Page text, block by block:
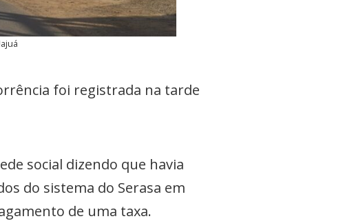
foi registrada na tarde
social dizendo que havia
do sistema do Serasa em
de uma taxa.